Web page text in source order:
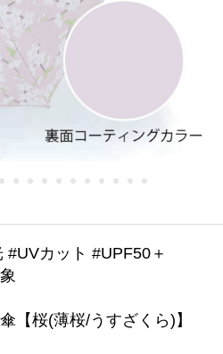
カット #UPF50＋
【桜(薄桜/うすざくら)】